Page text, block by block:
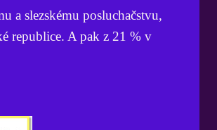
a slezskému posluchačstvu,
republice. A pak z 21 % v